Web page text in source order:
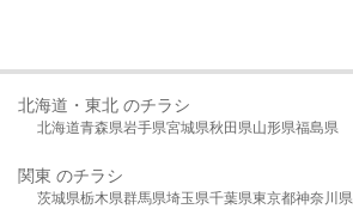
北海道・東北 のチラシ
北海道青森県岩手県宮城県秋田県山形県福島県
関東 のチラシ
茨城県栃木県群馬県埼玉県千葉県東京都神奈川県